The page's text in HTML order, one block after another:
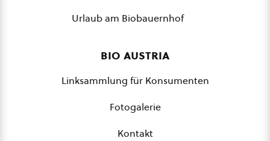
Urlaub am Biobauernhof
bio austria
Linksammlung für Konsumenten
Fotogalerie
Kontakt